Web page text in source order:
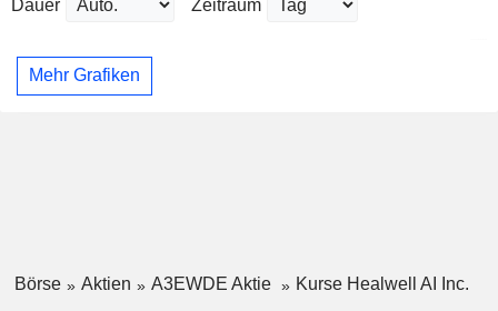
Dauer Zeitraum
Mehr Grafiken
Börse Aktien A3EWDE Aktie Kurse Healwell AI Inc.